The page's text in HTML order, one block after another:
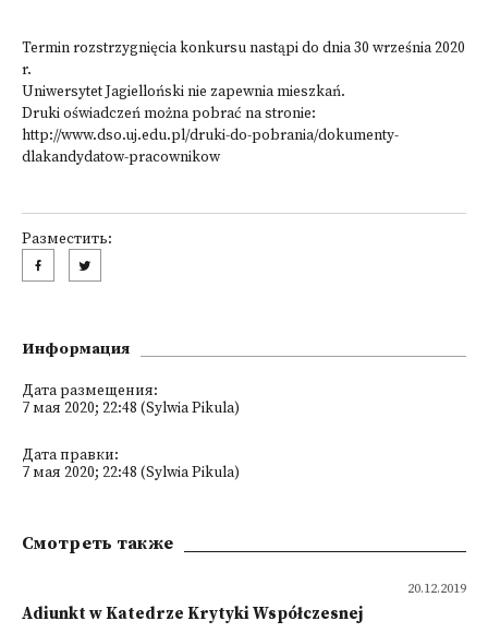
Termin rozstrzygnięcia konkursu nastąpi do dnia 30 września 2020
r.
Uniwersytet Jagielloński nie zapewnia mieszkań.
Druki oświadczeń można pobrać na stronie:
http://www.dso.uj.edu.pl/druki-do-pobrania/dokumenty-
dlakandydatow-pracownikow
Разместить:
Информация
Дата размещения:
7 мая 2020; 22:48 (Sylwia Pikula)
Дата правки:
7 мая 2020; 22:48 (Sylwia Pikula)
Смотреть также
20.12.2019
Adiunkt w Katedrze Krytyki Współczesnej